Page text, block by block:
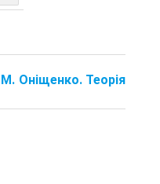
Оніщенко. Теорія